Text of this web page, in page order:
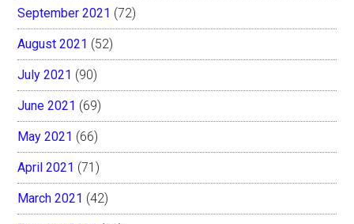
September 2021 (72)
August 2021 (52)
July 2021 (90)
June 2021 (69)
May 2021 (66)
April 2021 (71)
March 2021 (42)